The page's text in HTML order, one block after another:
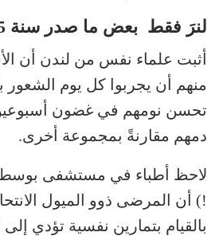
لنرَ فقط بعض ما صدر سنة 2015 :
أثبت علماء نفس من لندن أن
منهم أن يجربوا كل يوم الشعور
تحسن نومهم في غضون
دمهم مقارنةً بمجموعة أخرى.
لاحظ أطباء في مستشفى بوسطن
!) أن المرضى ذوو الميول
بالقيام بتمارين نفسية تؤدي إلى